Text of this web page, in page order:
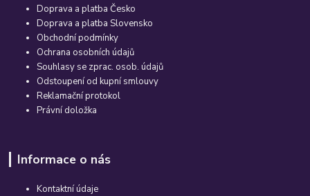
Doprava a platba Česko
Doprava a platba Slovensko
Obchodní podmínky
Ochrana osobních údajů
Souhlasy se zprac. osob. údajů
Odstoupení od kupní smlouvy
Reklamační protokol
Právní doložka
Informace o nás
Kontaktní údaje